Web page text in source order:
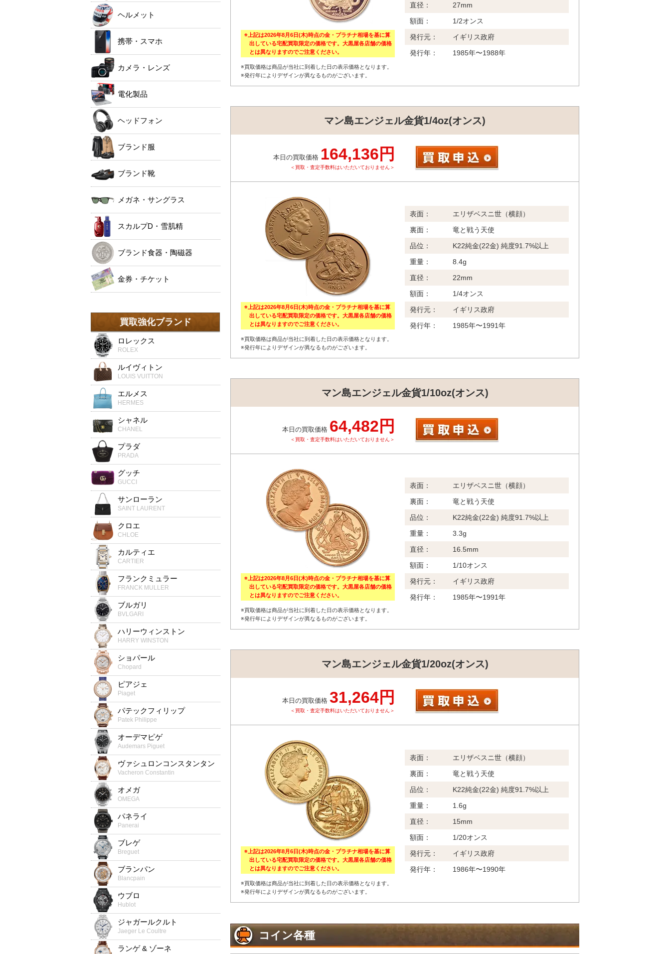
※上記は2026年8月6日(木)時点の金・プラチナ相場を基に算
出している宅配買取限定の価格です。大黒屋各店舗の価格
とは異なりますのでご注意ください。
※買取価格は商品が当社に到着した日の表示価格となります。
※発行年によりデザインが異なるものがございます。
直径：
27mm
額面：
1/2オンス
発行元：
イギリス政府
発行年：
1985年〜1988年
マン島エンジェル金貨1/4oz(オンス)
本日の買取価格 164,136円
＜買取・査定手数料はいただいておりません＞
※上記は2026年8月6日(木)時点の金・プラチナ相場を基に算
出している宅配買取限定の価格です。大黒屋各店舗の価格
とは異なりますのでご注意ください。
※買取価格は商品が当社に到着した日の表示価格となります。
※発行年によりデザインが異なるものがございます。
表面：
エリザベスニ世（横顔）
裏面：
竜と戦う天使
品位：
K22純金(22金) 純度91.7%以上
重量：
8.4g
直径：
22mm
額面：
1/4オンス
発行元：
イギリス政府
発行年：
1985年〜1991年
マン島エンジェル金貨1/10oz(オンス)
本日の買取価格 64,482円
＜買取・査定手数料はいただいておりません＞
※上記は2026年8月6日(木)時点の金・プラチナ相場を基に算
出している宅配買取限定の価格です。大黒屋各店舗の価格
とは異なりますのでご注意ください。
※買取価格は商品が当社に到着した日の表示価格となります。
※発行年によりデザインが異なるものがございます。
表面：
エリザベスニ世（横顔）
裏面：
竜と戦う天使
品位：
K22純金(22金) 純度91.7%以上
重量：
3.3g
直径：
16.5mm
額面：
1/10オンス
発行元：
イギリス政府
発行年：
1985年〜1991年
マン島エンジェル金貨1/20oz(オンス)
本日の買取価格 31,264円
＜買取・査定手数料はいただいておりません＞
※上記は2026年8月6日(木)時点の金・プラチナ相場を基に算
出している宅配買取限定の価格です。大黒屋各店舗の価格
とは異なりますのでご注意ください。
※買取価格は商品が当社に到着した日の表示価格となります。
※発行年によりデザインが異なるものがございます。
表面：
エリザベスニ世（横顔）
裏面：
竜と戦う天使
品位：
K22純金(22金) 純度91.7%以上
重量：
1.6g
直径：
15mm
額面：
1/20オンス
発行元：
イギリス政府
発行年：
1986年〜1990年
コイン各種
ヘルメット
携帯・スマホ
カメラ・レンズ
電化製品
ヘッドフォン
ブランド服
ブランド靴
メガネ・サングラス
スカルプD・雪肌精
ブランド食器・陶磁器
金券・チケット
買取強化ブランド
ロレックス
ROLEX
ルイヴィトン
LOUIS VUITTON
エルメス
HERMES
シャネル
CHANEL
プラダ
PRADA
グッチ
GUCCI
サンローラン
SAINT LAURENT
クロエ
CHLOE
カルティエ
CARTIER
フランクミュラー
FRANCK MULLER
ブルガリ
BVLGARI
ハリーウィンストン
HARRY WINSTON
ショパール
Chopard
ピアジェ
Piaget
パテックフィリップ
Patek Philippe
オーデマピゲ
Audemars Piguet
ヴァシュロンコンスタンタン
Vacheron Constantin
オメガ
OMEGA
パネライ
Panerai
ブレゲ
Breguet
ブランパン
Blancpain
ウブロ
Hublot
ジャガールクルト
Jaeger Le Coultre
ランゲ & ゾーネ